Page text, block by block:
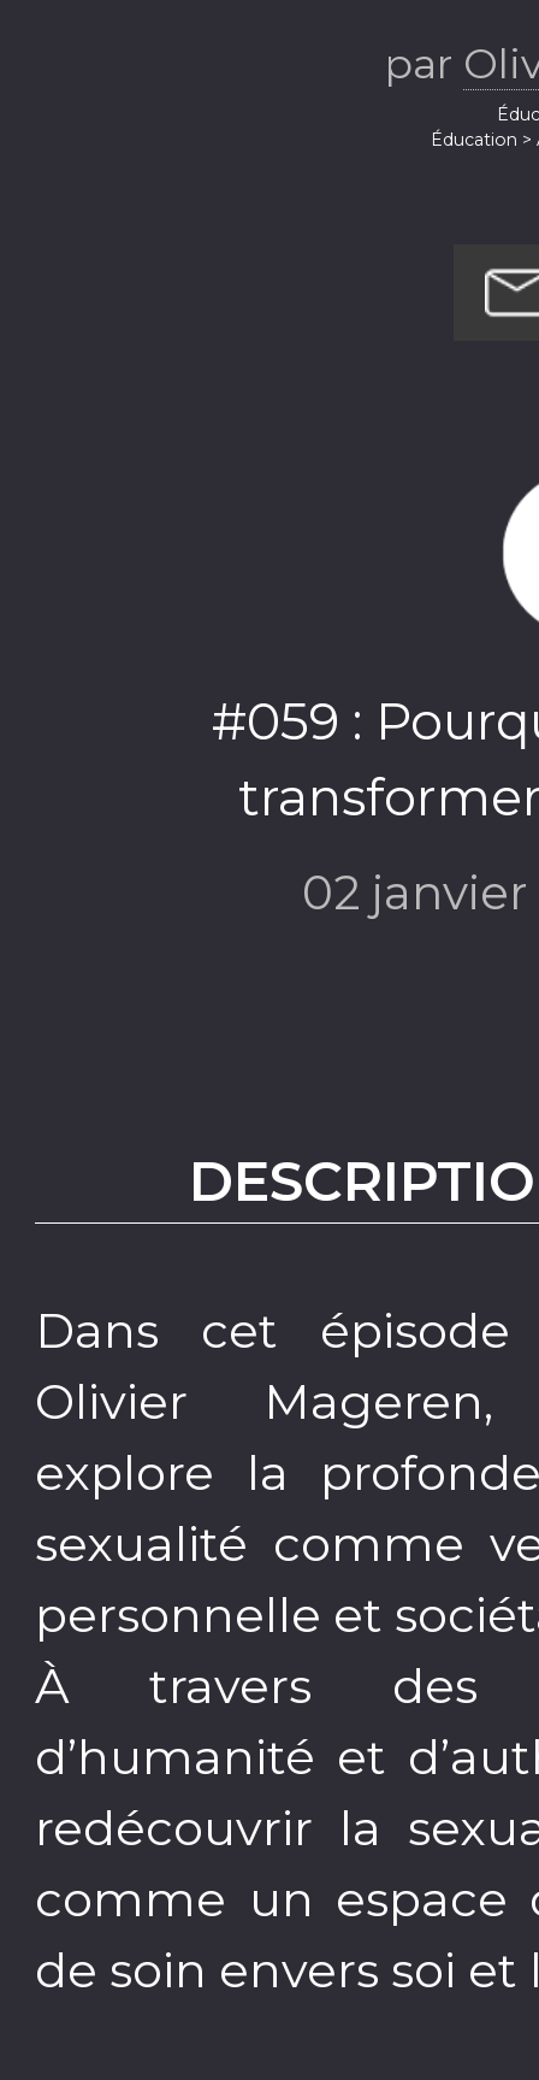
par
Éducation
#059 :
02
Dans cet
Olivier Mageren,
explore la
sexualité comme
personnelle et
À travers des
d’humanité et
redécouvrir la
comme un espace
de soin envers soi et